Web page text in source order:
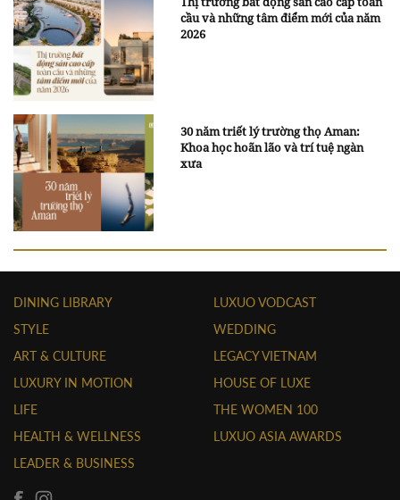
cầu và những tâm điểm mới của năm
2026
30 năm triết lý trường thọ Aman:
Khoa học hoãn lão và trí tuệ ngàn
xưa
DINING LIBRARY
STYLE
ART & CULTURE
LUXURY IN MOTION
LIFE
HEALTH & WELLNESS
LEADER & BUSINESS
LUXUO VODCAST
WEDDING
LEGACY VIETNAM
HOUSE OF LUXE
THE WOMEN 100
LUXUO ASIA AWARDS